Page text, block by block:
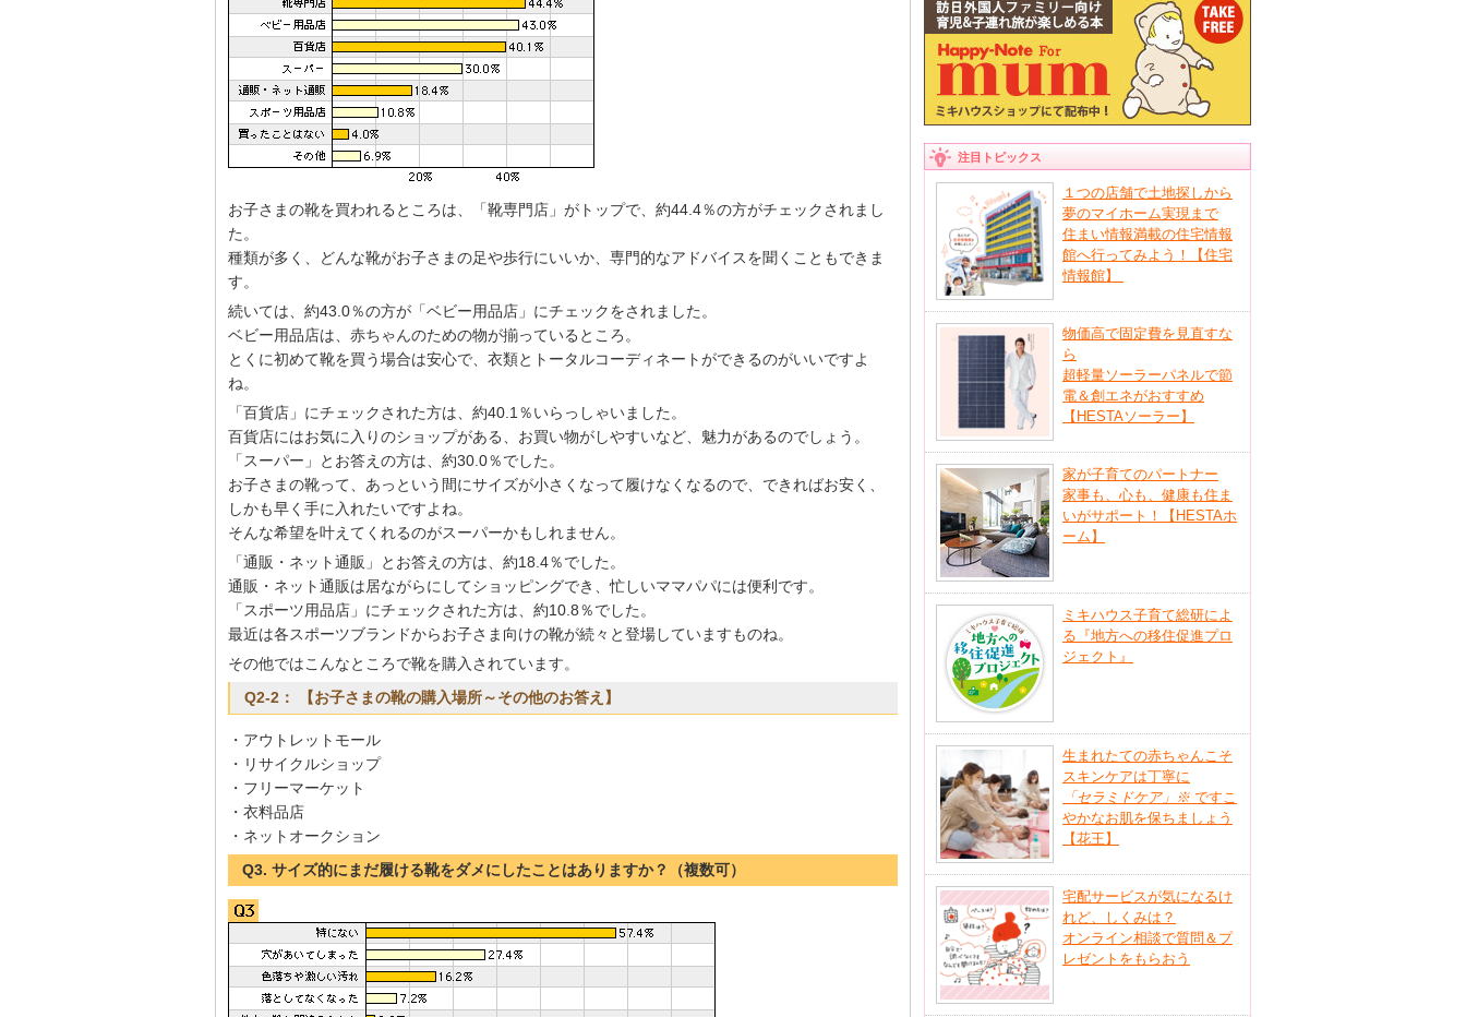
お子さまの靴を買われるところは、「靴専門店」がトップで、約44.4％の方がチェックされまし
た。
種類が多く、どんな靴がお子さまの足や歩行にいいか、専門的なアドバイスを聞くこともできま
す。
続いては、約43.0％の方が「ベビー用品店」にチェックをされました。
ベビー用品店は、赤ちゃんのための物が揃っているところ。
とくに初めて靴を買う場合は安心で、衣類とトータルコーディネートができるのがいいですよ
ね。
「百貨店」にチェックされた方は、約40.1％いらっしゃいました。
百貨店にはお気に入りのショップがある、お買い物がしやすいなど、魅力があるのでしょう。
「スーパー」とお答えの方は、約30.0％でした。
お子さまの靴って、あっという間にサイズが小さくなって履けなくなるので、できればお安く、
しかも早く手に入れたいですよね。
そんな希望を叶えてくれるのがスーパーかもしれません。
「通販・ネット通販」とお答えの方は、約18.4％でした。
通販・ネット通販は居ながらにしてショッピングでき、忙しいママパパには便利です。
「スポーツ用品店」にチェックされた方は、約10.8％でした。
最近は各スポーツブランドからお子さま向けの靴が続々と登場していますものね。
その他ではこんなところで靴を購入されています。
Q2-2： 【お子さまの靴の購入場所～その他のお答え】
・アウトレットモール
・リサイクルショップ
・フリーマーケット
・衣料品店
・ネットオークション
Q3. サイズ的にまだ履ける靴をダメにしたことはありますか？（複数可）
注目トピックス
１つの店舗で土地探しから
夢のマイホーム実現まで
住まい情報満載の住宅情報
館へ行ってみよう！【住宅
情報館】
物価高で固定費を見直すな
ら
超軽量ソーラーパネルで節
電＆創エネがおすすめ
【HESTAソーラー】
家が子育てのパートナー
家事も、心も、健康も住ま
いがサポート！【HESTAホ
ーム】
ミキハウス子育て総研によ
る『地方への移住促進プロ
ジェクト』
生まれたての赤ちゃんこそ
スキンケアは丁寧に
「セラミドケア」 ※ ですこ
やかなお肌を保ちましょう
【花王】
宅配サービスが気になるけ
れど、しくみは？
オンライン相談で質問＆プ
レゼントをもらおう